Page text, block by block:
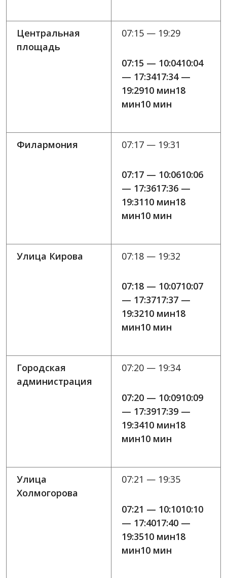
Центральная
площадь
07:15 — 19:29
07:15 — 10:0410:04
— 17:3417:34 —
19:2910 мин18
мин10 мин
Филармония 07:17 — 19:31
07:17 — 10:0610:06
— 17:3617:36 —
19:3110 мин18
мин10 мин
Улица Кирова 07:18 — 19:32
07:18 — 10:0710:07
— 17:3717:37 —
19:3210 мин18
мин10 мин
Городская
администрация
07:20 — 19:34
07:20 — 10:0910:09
— 17:3917:39 —
19:3410 мин18
мин10 мин
Улица
Холмогорова
07:21 — 19:35
07:21 — 10:1010:10
— 17:4017:40 —
19:3510 мин18
мин10 мин